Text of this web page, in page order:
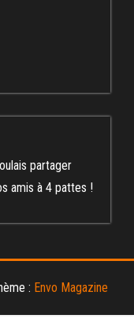
partager
amis à 4 pattes !
: Envo Magazine